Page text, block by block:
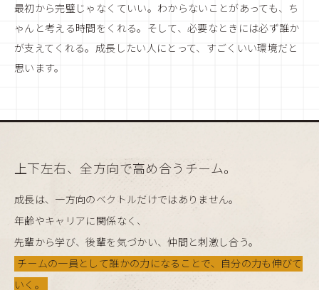
最初から完璧じゃなくていい。わからないことがあっても、ち
ゃんと考える時間をくれる。そして、必要なときには必ず誰か
が支えてくれる。成長したい人にとって、すごくいい環境だと
思います。
上下左右、全方向で高め合うチーム。
成長は、一方向のベクトルだけではありません。
年齢やキャリアに関係なく、
先輩から学び、後輩を気づかい、仲間と刺激し合う。
チームの一員として誰かの力になることで、自分の力も伸びて
いく。